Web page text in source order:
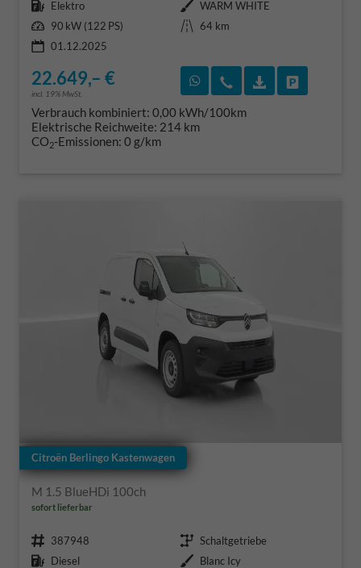
Kraftstoff Elektro Außenfarbe WARM WHITE
Leistung 90 kW (122 PS) Kilometerstand
64 km
01.12.2025
22.649,– €
incl. 19% MwSt.
Rückruf vereinbaren
Wir rufen Sie an
Verbrauch kombiniert: 0,00 kWh/100km
Elektrische Reichweite: 214 km
CO2-Emissionen: 0 g/km
Citroën Berlingo Kastenwagen
M 1.5 BlueHDi 100ch
sofort lieferbar
Fahrzeugnr. 387948 Getriebe Schaltgetriebe
Kraftstoff Diesel Außenfarbe Blanc Icy